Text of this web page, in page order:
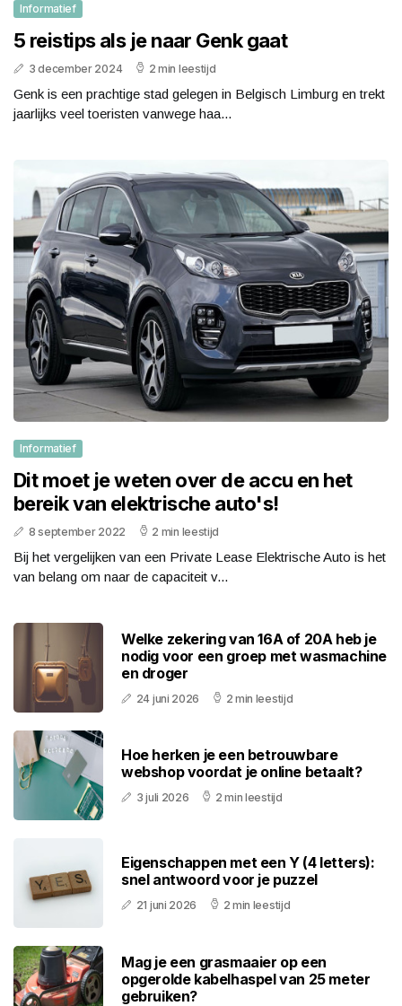
Informatief
5 reistips als je naar Genk gaat
3 december 2024 2 min leestijd
Genk is een prachtige stad gelegen in Belgisch Limburg en trekt
jaarlijks veel toeristen vanwege haa...
Informatief
Dit moet je weten over de accu en het
bereik van elektrische auto's!
8 september 2022 2 min leestijd
Bij het vergelijken van een Private Lease Elektrische Auto is het
van belang om naar de capaciteit v...
Welke zekering van 16A of 20A heb je
nodig voor een groep met wasmachine
en droger
24 juni 2026 2 min leestijd
Hoe herken je een betrouwbare
webshop voordat je online betaalt?
3 juli 2026 2 min leestijd
Eigenschappen met een Y (4 letters):
snel antwoord voor je puzzel
21 juni 2026 2 min leestijd
Mag je een grasmaaier op een
opgerolde kabelhaspel van 25 meter
gebruiken?